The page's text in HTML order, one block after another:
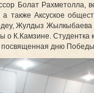
Болат Рахметолла,
также Аксуское
Жулдыз Жылкыбаева
о К.Камзине.
посвященная дню